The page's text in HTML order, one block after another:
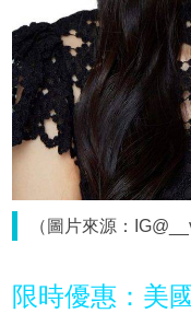
（圖片來源：
限時優惠：美